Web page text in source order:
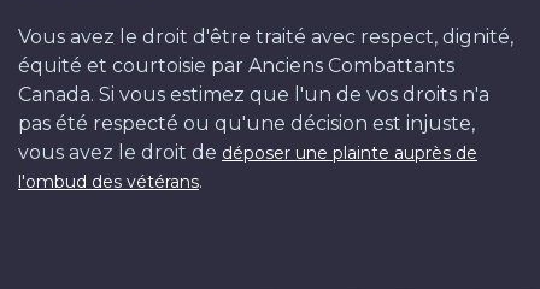
Vous avez le droit d'être traité avec respect, dignité,
équité et courtoisie par Anciens Combattants
Canada. Si vous estimez que l'un de vos droits n'a
pas été respecté ou qu'une décision est injuste,
vous avez le droit de déposer une plainte auprès de
l'ombud des vétérans.